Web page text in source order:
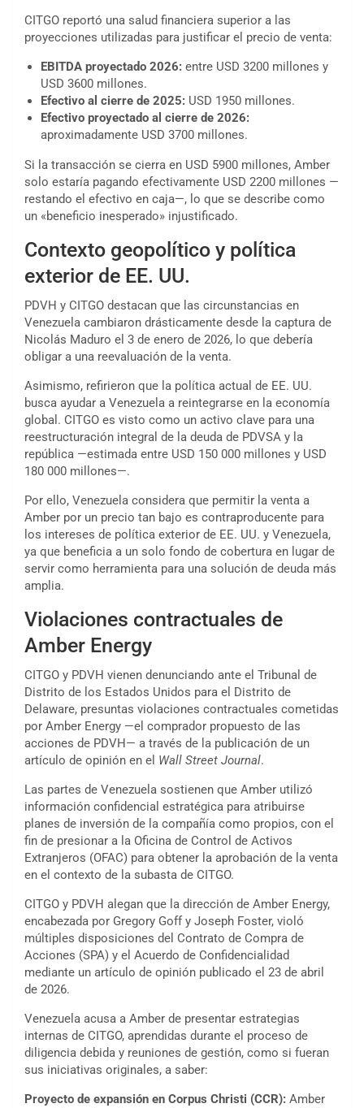
CITGO reportó una salud financiera superior a las
proyecciones utilizadas para justificar el precio de venta:
EBITDA proyectado 2026: entre USD 3200 millones y
USD 3600 millones.
Efectivo al cierre de 2025: USD 1950 millones.
Efectivo proyectado al cierre de 2026:
aproximadamente USD 3700 millones.
Si la transacción se cierra en USD 5900 millones, Amber
solo estaría pagando efectivamente USD 2200 millones —
restando el efectivo en caja—, lo que se describe como
un «beneficio inesperado» injustificado.
Contexto geopolítico y política
exterior de EE. UU.
PDVH y CITGO destacan que las circunstancias en
Venezuela cambiaron drásticamente desde la captura de
Nicolás Maduro el 3 de enero de 2026, lo que debería
obligar a una reevaluación de la venta.
Asimismo, refirieron que la política actual de EE. UU.
busca ayudar a Venezuela a reintegrarse en la economía
global. CITGO es visto como un activo clave para una
reestructuración integral de la deuda de PDVSA y la
república —estimada entre USD 150 000 millones y USD
180 000 millones—.
Por ello, Venezuela considera que permitir la venta a
Amber por un precio tan bajo es contraproducente para
los intereses de política exterior de EE. UU. y Venezuela,
ya que beneficia a un solo fondo de cobertura en lugar de
servir como herramienta para una solución de deuda más
amplia.
Violaciones contractuales de
Amber Energy
CITGO y PDVH vienen denunciando ante el Tribunal de
Distrito de los Estados Unidos para el Distrito de
Delaware, presuntas violaciones contractuales cometidas
por Amber Energy —el comprador propuesto de las
acciones de PDVH— a través de la publicación de un
artículo de opinión en el Wall Street Journal.
Las partes de Venezuela sostienen que Amber utilizó
información confidencial estratégica para atribuirse
planes de inversión de la compañía como propios, con el
fin de presionar a la Oficina de Control de Activos
Extranjeros (OFAC) para obtener la aprobación de la venta
en el contexto de la subasta de CITGO.
CITGO y PDVH alegan que la dirección de Amber Energy,
encabezada por Gregory Goff y Joseph Foster, violó
múltiples disposiciones del Contrato de Compra de
Acciones (SPA) y el Acuerdo de Confidencialidad
mediante un artículo de opinión publicado el 23 de abril
de 2026.
Venezuela acusa a Amber de presentar estrategias
internas de CITGO, aprendidas durante el proceso de
diligencia debida y reuniones de gestión, como si fueran
sus iniciativas originales, a saber:
Proyecto de expansión en Corpus Christi (CCR): Amber